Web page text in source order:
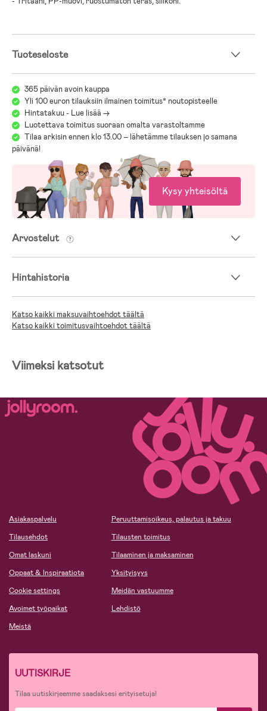
Tuoteseloste
365 päivän avoin kauppa
Yli 100 euron tilauksiin ilmainen toimitus* noutopisteelle
Hintatakuu - Lue lisää ->
Luotettava toimitus suoraan omalta varastoltamme
Tilaa arkisin ennen klo 13.00 – lähetämme tilauksen jo samana
päivänä!
Kysy yhteisöltä
Arvostelut
Hintahistoria
Katso kaikki maksuvaihtoehdot täältä
Katso kaikki toimitusvaihtoehdot täältä
Viimeksi katsotut
Asiakaspalvelu
Tilausehdot
Omat laskuni
Oppaat & Inspiraatiota
Cookie settings
Avoimet työpaikat
Meistä
Peruuttamisoikeus, palautus ja takuu
Tilausten toimitus
Tilaaminen ja maksaminen
Yksityisyys
Meidän vastuumme
Lehdistö
UUTISKIRJE
Tilaa uutiskirjeemme saadaksesi erityisetuja!